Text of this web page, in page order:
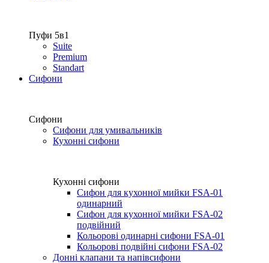
Пуфи 5в1
Suite
Premium
Standart
Сифони
Сифони
Сифони для умивальників
Кухонні сифони
Кухонні сифони
Сифон для кухонної мийки FSA-01
одинарний
Сифон для кухонної мийки FSA-02
подвійний
Кольорові одинарні сифони FSA-01
Кольорові подвійні сифони FSA-02
Донні клапани та напівсифони